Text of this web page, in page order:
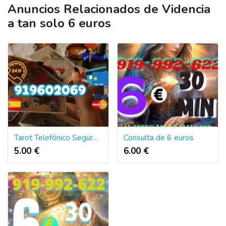
Anuncios Relacionados de Videncia
a tan solo 6 euros
Tarot Telefónico Seguro y Confiable"919602069
5.00 €
Consulta de 6 euros
6.00 €